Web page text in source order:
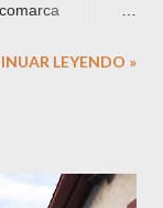
la Sierra de
de la entrada
LEYENDO »